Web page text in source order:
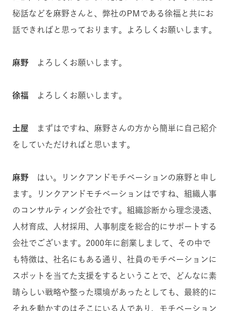
秘話などを麻野さんと、弊社のPMである徐福と共にお
話できればと思っております。よろしくお願いします。
麻野 よろしくお願いします。
徐福 よろしくお願いします。
土屋 まずはですね、麻野さんの方から簡単に自己紹介
をしていただければと思います。
麻野 はい。リンクアンドモチベーションの麻野と申し
ます。リンクアンドモチベーションはですね、組織人事
のコンサルティング会社です。組織診断から理念浸透、
人材育成、人材採用、人事制度を総合的にサポートする
会社でございます。2000年に創業しまして、その中で
も特徴は、社名にもある通り、社員のモチベーションに
スポットを当てた支援をするということで、どんなに素
晴らしい戦略や整った環境があったとしても、最終的に
それを動かすのはそこにいる人であり、モチベーション